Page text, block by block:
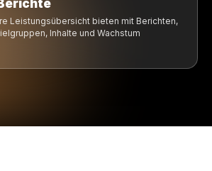
Ihre Agentur
auf
zu verwalten.
Management in einer KI-gestützten